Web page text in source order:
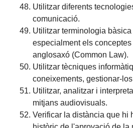
Utilitzar diferents
comunicació.
Utilitzar terminologia
especialment els
anglosaxó (Common Law).
Utilitzar tècniques
coneixements, gestionar-
Utilitzar, analitzar i
mitjans audiovisuals.
Verificar la distància que hi